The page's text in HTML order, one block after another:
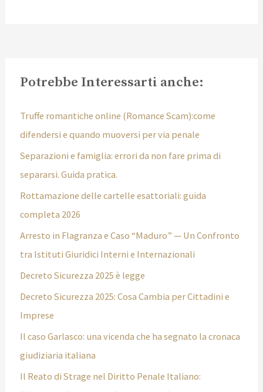
Potrebbe Interessarti anche:
Truffe romantiche online (Romance Scam):come
difendersi e quando muoversi per via penale
Separazioni e famiglia: errori da non fare prima di
separarsi. Guida pratica.
Rottamazione delle cartelle esattoriali: guida
completa 2026
Arresto in Flagranza e Caso “Maduro” — Un Confronto
tra Istituti Giuridici Interni e Internazionali
Decreto Sicurezza 2025 è legge
Decreto Sicurezza 2025: Cosa Cambia per Cittadini e
Imprese
Il caso Garlasco: una vicenda che ha segnato la cronaca
giudiziaria italiana
Il Reato di Strage nel Diritto Penale Italiano: